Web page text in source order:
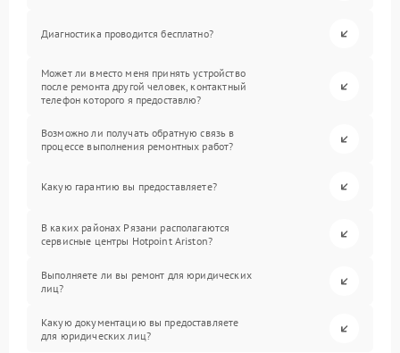
Диагностика проводится бесплатно?
Может ли вместо меня принять устройство
после ремонта другой человек, контактный
телефон которого я предоставлю?
Возможно ли получать обратную связь в
процессе выполнения ремонтных работ?
Какую гарантию вы предоставляете?
В каких районах Рязани располагаются
сервисные центры Hotpoint Ariston?
Выполняете ли вы ремонт для юридических
лиц?
Какую документацию вы предоставляете
для юридических лиц?